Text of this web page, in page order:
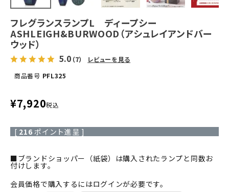
フレグランスランプL ディープシー
ASHLEIGH&BURWOOD（アシュレイアンドバー
ウッド）
5.0 （7）
レビューを見る
商品番号 PFL325
¥7,920税込
[ 216 ポイント進呈 ]
■ブランドショッパー（紙袋）は購入されたランプと同数お
付けします。
会員価格で購入するにはログインが必要です。